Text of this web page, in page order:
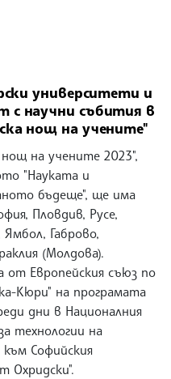
университети и
научни събития в
нощ на учените"
на учените 2023",
"Науката и
бъдеще", ще има
Пловдив, Русе,
Ямбол, Габрово,
(Молдова).
Европейския съюз по
Кюри" на програмата
дни в Националния
технологии на
Софийския
Охридски".